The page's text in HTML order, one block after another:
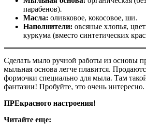
парабенов).
Масла: оливковое, кокосовое, ши.
Наполнители: овсяные хлопья,
куркума (вместо синтетических
Сделать мыло ручной работы из основы
мыльная основа легче плавится.
формочки специально для мыла. Там
фантазии! Пробуйте, это очень интересно.
ПРЕкрасного настроения!
Читайте еще: